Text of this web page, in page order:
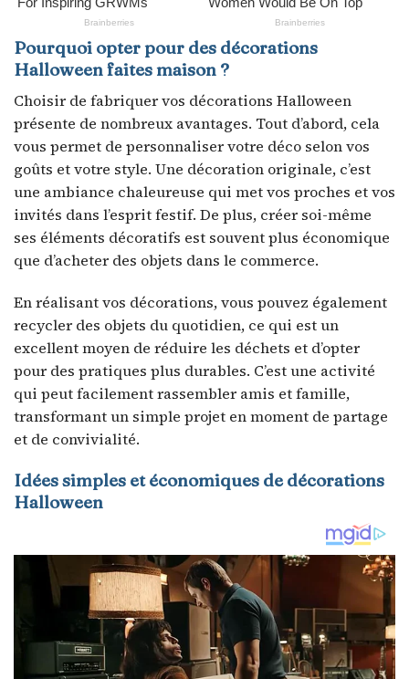
Pourquoi opter pour des décorations
Halloween faites maison ?
Choisir de fabriquer vos décorations Halloween
présente de nombreux avantages. Tout d’abord, cela
vous permet de personnaliser votre déco selon vos
goûts et votre style. Une décoration originale, c’est
une ambiance chaleureuse qui met vos proches et vos
invités dans l’esprit festif. De plus, créer soi-même
ses éléments décoratifs est souvent plus économique
que d’acheter des objets dans le commerce.
En réalisant vos décorations, vous pouvez également
recycler des objets du quotidien, ce qui est un
excellent moyen de réduire les déchets et d’opter
pour des pratiques plus durables. C’est une activité
qui peut facilement rassembler amis et famille,
transformant un simple projet en moment de partage
et de convivialité.
Idées simples et économiques de décorations
Halloween